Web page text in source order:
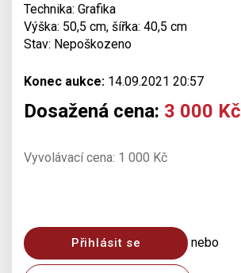
Technika: Grafika
Výška: 50,5 cm, šířka: 40,5 cm
Stav: Nepoškozeno
Konec aukce: 14.09.2021 20:57
Dosažená cena: 3 000 Kč
Vyvolávací cena: 1 000 Kč
Přihlásit se nebo